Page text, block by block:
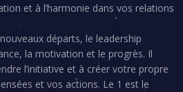
et à l’harmonie dans vos relations
départs, le leadership
la motivation et le progrès. Il
l’initiative et à créer votre propre
et vos actions. Le 1 est le